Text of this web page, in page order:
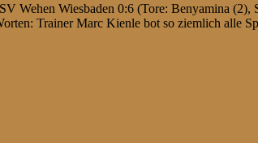
Wehen Wiesbaden 0:6 (Tore: Benyamina
Trainer Marc Kienle bot so ziemlich alle